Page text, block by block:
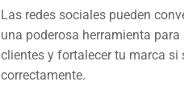
Las redes sociales pueden
una poderosa herramienta para
clientes y fortalecer tu marca si
correctamente.